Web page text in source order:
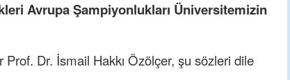
Avrupa Şampiyonlukları Üniversitemizin
Dr. İsmail Hakkı Özölçer, şu sözleri dile